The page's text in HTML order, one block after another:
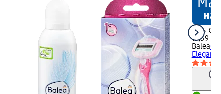
6,95 €
13,59 лв.
Balea